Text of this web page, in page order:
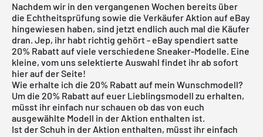
Nachdem wir in den vergangenen Wochen bereits über
die Echtheitsprüfung sowie die Verkäufer Aktion auf eBay
hingewiesen haben, sind jetzt endlich auch mal die Käufer
dran. Jep, ihr habt richtig gehört - eBay spendiert satte
20% Rabatt auf viele verschiedene Sneaker-Modelle. Eine
kleine, vom uns selektierte Auswahl findet ihr ab sofort
hier auf der Seite!
Wie erhalte ich die 20% Rabatt auf mein Wunschmodell?
Um die 20% Rabatt auf euer Lieblingsmodell zu erhalten,
müsst ihr einfach nur schauen ob das von euch
ausgewählte Modell in der Aktion enthalten ist.
Ist der Schuh in der Aktion enthalten, müsst ihr einfach